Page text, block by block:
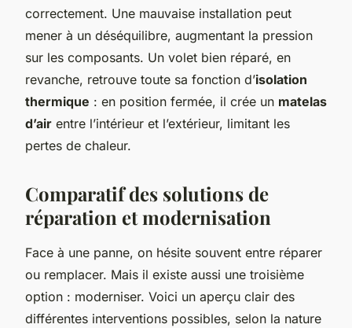
correctement. Une mauvaise installation peut
mener à un déséquilibre, augmentant la pression
sur les composants. Un volet bien réparé, en
revanche, retrouve toute sa fonction d’isolation
thermique : en position fermée, il crée un matelas
d’air entre l’intérieur et l’extérieur, limitant les
pertes de chaleur.
Comparatif des solutions de
réparation et modernisation
Face à une panne, on hésite souvent entre réparer
ou remplacer. Mais il existe aussi une troisième
option : moderniser. Voici un aperçu clair des
différentes interventions possibles, selon la nature